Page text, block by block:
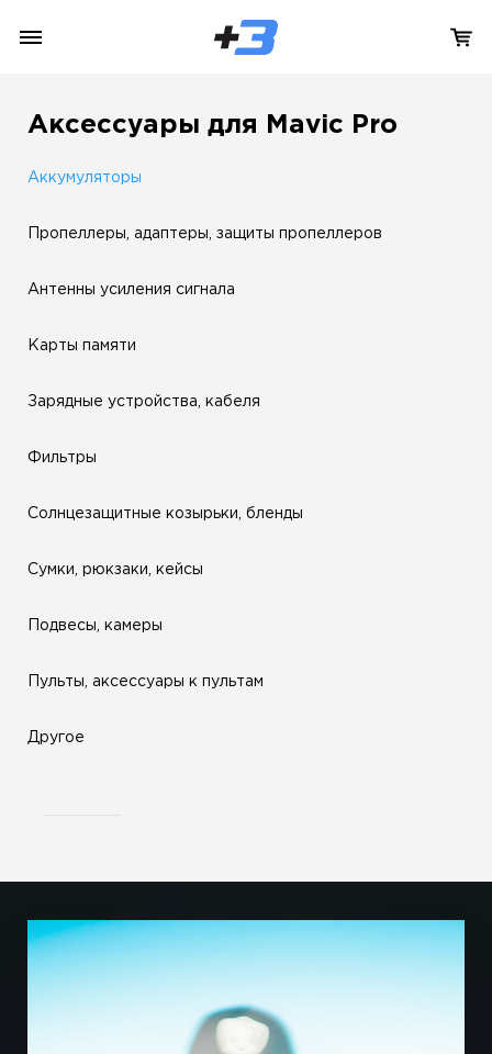
Аксессуары для Mavic Pro
Аккумуляторы
Пропеллеры, адаптеры, защиты пропеллеров
Антенны усиления сигнала
Карты памяти
Зарядные устройства, кабеля
Фильтры
Солнцезащитные козырьки, бленды
Сумки, рюкзаки, кейсы
Подвесы, камеры
Пульты, аксессуары к пультам
Другое